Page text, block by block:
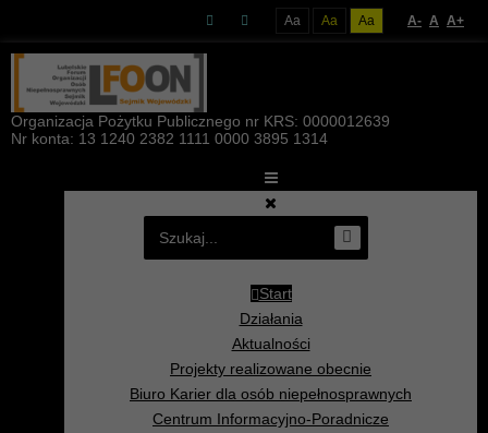
Aa Aa Aa A- A A+
Organizacja Pożytku Publicznego nr KRS: 0000012639
Nr konta: 13 1240 2382 1111 0000 3895 1314
Start
Działania
Aktualności
Projekty realizowane obecnie
Biuro Karier dla osób niepełnosprawnych
Centrum Informacyjno-Poradnicze